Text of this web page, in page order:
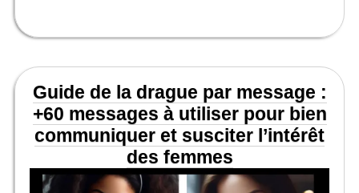
Guide de la drague par message :
+60 messages à utiliser pour bien
communiquer et susciter l’intérêt
des femmes